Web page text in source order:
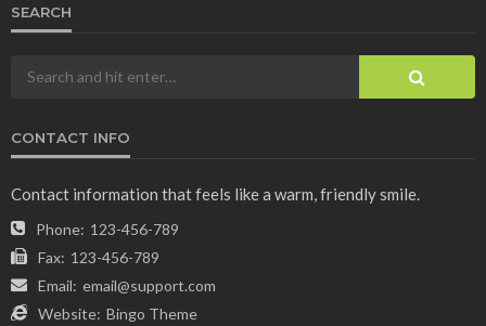
SEARCH
CONTACT INFO
Contact information that feels like a warm, friendly smile.
Phone: 123-456-789
Fax: 123-456-789
Email: email@support.com
Website: Bingo Theme